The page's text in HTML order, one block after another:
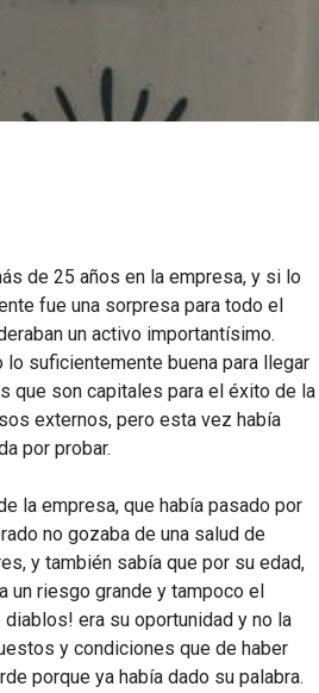
de 25 años en la empresa, y si lo
fue una sorpresa para todo el
un activo importantísimo.
suficientemente buena para llegar
que son capitales para el éxito de la
externos, pero esta vez había
por probar.
la empresa, que había pasado por
no gozaba de una salud de
y también sabía que por su edad,
un riesgo grande y tampoco el
era su oportunidad y no la
y condiciones que de haber
porque ya había dado su palabra.